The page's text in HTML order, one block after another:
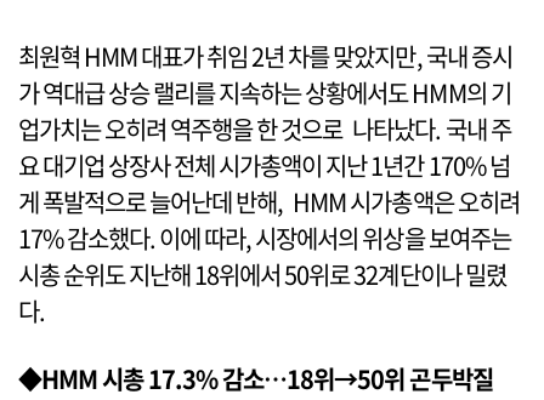
최원혁 HMM 대표가 취임 2년 차를 맞았지만, 국내 증시
가 역대급 상승 랠리를 지속하는 상황에서도 HMM의 기
업가치는 오히려 역주행을 한 것으로 나타났다. 국내 주
요 대기업 상장사 전체 시가총액이 지난 1년간 170% 넘
게 폭발적으로 늘어난데 반해, HMM 시가총액은 오히려
17% 감소했다. 이에 따라, 시장에서의 위상을 보여주는
시총 순위도 지난해 18위에서 50위로 32계단이나 밀렸
다.
◆HMM 시총 17.3% 감소…18위→50위 곤두박질